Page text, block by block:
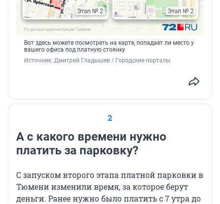
Вот здесь можете посмотреть на карте, попадает ли место у
вашего офиса под платную стоянку
Источник: Дмитрий Гладышев / Городские порталы
2
А с какого времени нужно
платить за парковку?
С запуском второго этапа платной парковки в
Тюмени изменили время, за которое берут
деньги. Ранее нужно было платить с 7 утра до